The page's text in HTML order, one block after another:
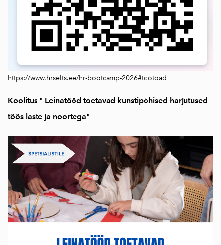
https://www.hrselts.ee/hr-bootcamp-2026#tootoad
Koolitus " Leinatööd toetavad kunstipõhised harjutused
töös laste ja noortega"